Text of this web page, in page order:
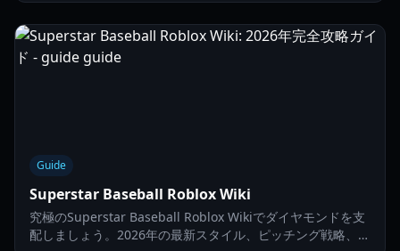
Guide
Superstar Baseball Roblox Wiki
究極のSuperstar Baseball Roblox Wikiでダイヤモンドを支
配しましょう。2026年の最新スタイル、ピッチング戦略、有